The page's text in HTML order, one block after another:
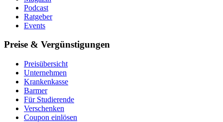
Podcast
Ratgeber
Events
Preise & Vergünstigungen
Preisübersicht
Unternehmen
Krankenkasse
Barmer
Für Studierende
Ver­schen­ken
Coupon einlösen